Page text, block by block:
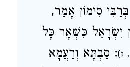
סִימוֹן אָמַר,
יִשְׂרָאֵל כִּשְׁאָר כָּל
ז): סַבְתָּא וְרַעֲמָא